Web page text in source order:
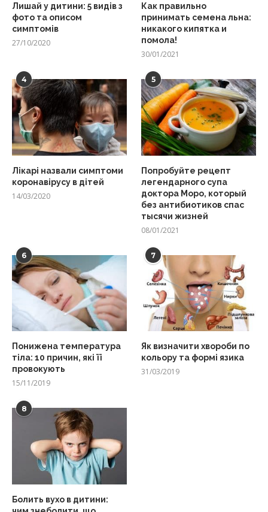
Лишай у дитини: 5 видів з
фото та описом
симптомів
27/10/2020
Как правильно
принимать семена льна:
никакого кипятка и
помола!
30/01/2021
4
Лікарі назвали симптоми
коронавірусу в дітей
14/03/2020
5
Попробуйте рецепт
легендарного супа
доктора Моро, который
без антибиотиков спас
тысячи жизней
08/01/2021
6
Понижена температура
тіла: 10 причин, які її
провокують
15/11/2019
7
Як визначити хвороби по
кольору та формі язика
31/03/2019
8
Болить вухо в дитини: